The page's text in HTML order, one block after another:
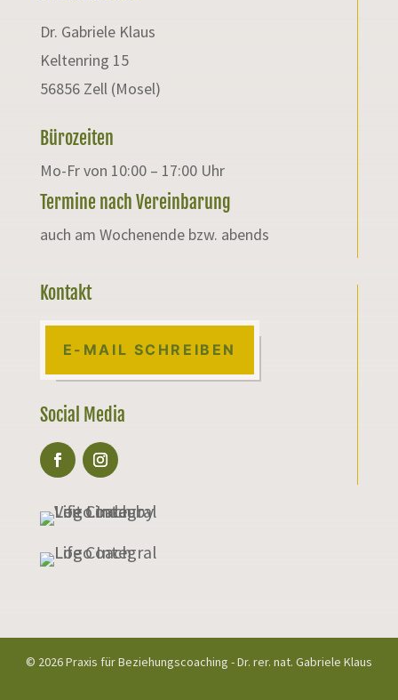
Dr. Gabriele Klaus
Keltenring 15
56856 Zell (Mosel)
Bürozeiten
Mo-Fr von 10:00 – 17:00 Uhr
Termine nach Vereinbarung
auch am Wochenende bzw. abends
Kontakt
E-MAIL SCHREIBEN
Social Media
© 2026 Praxis für Beziehungscoaching - Dr. rer. nat. Gabriele Klaus